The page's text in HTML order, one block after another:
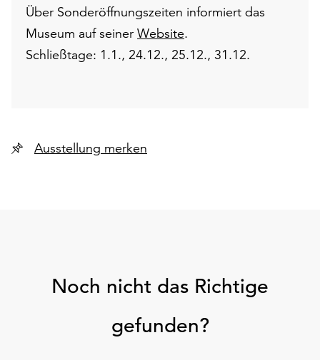
Über Sonderöffnungszeiten informiert das
Museum auf seiner Website.
Schließtage: 1.1., 24.12., 25.12., 31.12.
Ausstellung merken
Noch nicht das Richtige
gefunden?